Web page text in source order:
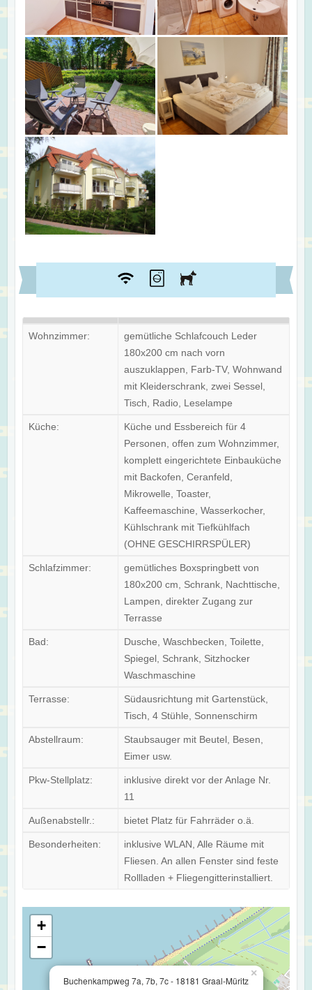
Wohnzimmer:
gemütliche Schlafcouch Leder
180x200 cm nach vorn
auszuklappen, Farb-TV, Wohnwand
mit Kleiderschrank, zwei Sessel,
Tisch, Radio, Leselampe
Küche:
Küche und Essbereich für 4
Personen, offen zum Wohnzimmer,
komplett eingerichtete Einbauküche
mit Backofen, Ceranfeld,
Mikrowelle, Toaster,
Kaffeemaschine, Wasserkocher,
Kühlschrank mit Tiefkühlfach
(OHNE GESCHIRRSPÜLER)
Schlafzimmer:
gemütliches Boxspringbett von
180x200 cm, Schrank, Nachttische,
Lampen, direkter Zugang zur
Terrasse
Bad:
Dusche, Waschbecken, Toilette,
Spiegel, Schrank, Sitzhocker
Waschmaschine
Terrasse:
Südausrichtung mit Gartenstück,
Tisch, 4 Stühle, Sonnenschirm
Abstellraum:
Staubsauger mit Beutel, Besen,
Eimer usw.
Pkw-Stellplatz:
inklusive direkt vor der Anlage Nr.
11
Außenabstellr.: bietet Platz für Fahrräder o.ä.
Besonderheiten:
inklusive WLAN, Alle Räume mit
Fliesen. An allen Fenster sind feste
Rollladen + Fliegengitterinstalliert.
Buchenkampweg 7a, 7b, 7c - 18181 Graal-Müritz
×
+
−